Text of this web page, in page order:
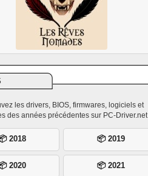
les drivers, BIOS, firmwares, logiciels et
des années précédentes sur PC-Driver.net
2018 📦 2019
2020 📦 2021